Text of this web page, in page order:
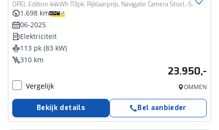
OPEL Edition 44kWh 113pk, Rijklaarprijs, Navigatie Camera Stoel,-Stuur- en Voorruitverwarming
1.698 km
06-2025
Elektriciteit
113 pk (83 kW)
310 km
23.950,-
Vergelijk OMMEN
Bekijk details Bel aanbieder